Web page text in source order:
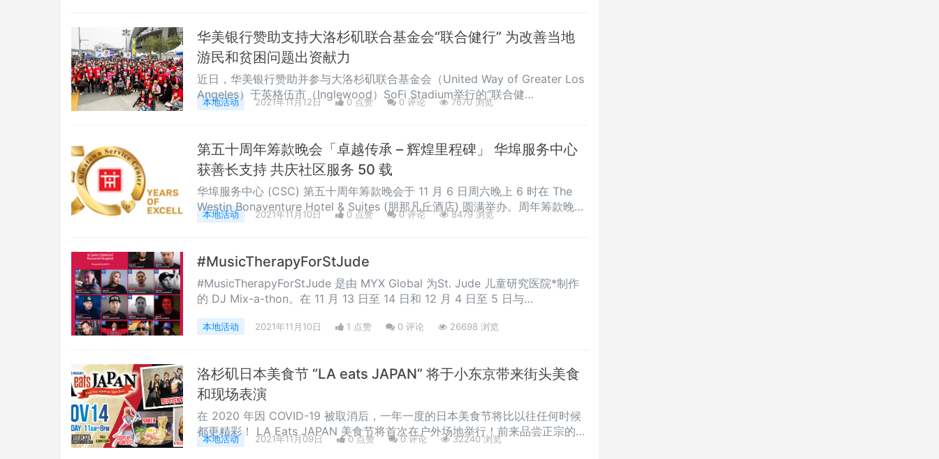
华美银行赞助支持大洛杉矶联合基金会“联合健行” 为改善当地
游民和贫困问题出资献力
近日，华美银行赞助并参与大洛杉矶联合基金会（United Way of Greater Los
Angeles）于英格伍市（Inglewood）SoFi Stadium举行的“联合健
行”（WalkUnitedLA）活动，即此前的“慈善健行”（HomeWalk）。该行400多
健走募资。此次活动共募集善款逾80万美元。全部资金将用于
本地活动 2021年11月12日 0 点赞 0评论 7670 浏览
第五十周年筹款晚会「卓越传承 – 辉煌里程碑」 华埠服务中心
获善长支持 共庆社区服务 50 载
华埠服务中心 (CSC) 第五十周年筹款晚会于 11 月 6 日周六晚上 6 时在 The
Westin Bonaventure Hotel & Suites (朋那凡丘酒店) 圆满举办。周年筹款晚会
为本中心一年一度大型筹款企划，目标筹集 $300,000 为来年公益活动作开支
年为超过 103,000 名次于洛衫矶
本地活动 2021年11月10日 0 点赞 0评论 8479 浏览
#MusicTherapyForStJude
#MusicTherapyForStJude 是由 MYX Global 为St. Jude 儿童研究医院*制作
的 DJ Mix-a-thon。在 11 月 13 日至 14 日和 12 月 4 日至 5 日与
位星级 DJ 一起支持 St. Jude。将您对音乐的热爱转
本地活动 2021年11月10日 1 点赞 0 评论 26698 浏览
洛杉矶日本美食节 “LA eats JAPAN” 将于小东京带来街头美食
和现场表演
在 2020 年因 COVID-19 被取消后，一年一度的日本美食节将比以往任何时候
都更精彩！ LA Eats JAPAN 美食节将首次在户外场地举行！前来品尝正宗的日
本料理，和体验传统与现代完美结合的现场表演吧！ 主办方：美国日本餐饮协
本地活动 2021年11月09日 0 点赞 0评论 32240 浏览